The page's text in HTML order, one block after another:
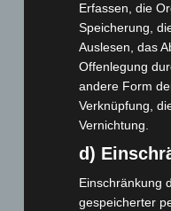
Erfassen, die
Speicherung,
Auslesen, das
Offenlegung
andere Form
Verknüpfung,
Vernichtung.
d)
Einschränkung
gespeicherter